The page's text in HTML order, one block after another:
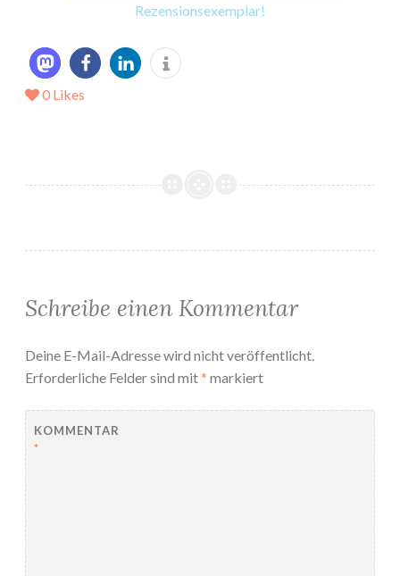
Rezensionsexemplar!
0 Likes
Schreibe einen Kommentar
Deine E-Mail-Adresse wird nicht veröffentlicht.
Erforderliche Felder sind mit* markiert
KOMMENTAR
*